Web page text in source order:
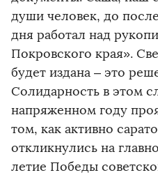
души человек, до
дня работал над
Покровского края».
будет издана – это
Солидарность в этом
напряженном году
том, как активно
откликнулись на
летие Победы